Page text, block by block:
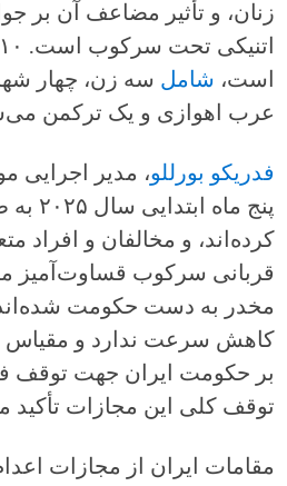
زنان، و تأثیر مضاعف آن بر
است، شامل
عرب اهوازی و یک ترکمن
فدریکو بورللو، مدیر اجرایی
پنج
کرده‌اند، و مخالفان و افراد
قربانی سرکوب قساوت‌آمیز
مخدر به دست حکومت
کاهش سرعت ندارد و مقیاس
بر حکومت ایران جهت توقف
توقف کلی این مجازات تأکید
مقامات ایران از مجازات